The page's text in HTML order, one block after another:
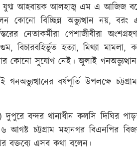
যুগ্ম আহবায়ক আলহাজ্ব এম এ আজিজ
কোনো বিচ্ছিন্ন অভ্যুত্থান নয়,
নেতাকর্মীরা পেশাজীবীরা
বিচারবহির্ভূত হত্যা, মিথ্যা
কোনো সুযোগ নেই। জুলাই গনঅভ্যুত্থান
গনঅভ্যুত্থানের বর্ষপূর্তি উপলক্ষে
বন্দর থানাধীন কলসি দিঘির
আগষ্ট চট্টগ্রাম মহানগর বিএনপির
বক্তব্যে এসব কথা বলেন।